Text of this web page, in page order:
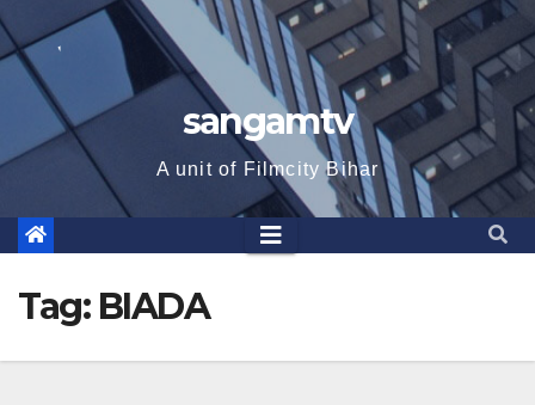
sangamtv
A unit of Filmcity Bihar
Tag: BIADA